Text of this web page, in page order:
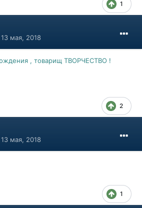
1
13 мая, 2018
, товарищ ТВОРЧЕСТВО !
2
13 мая, 2018
1